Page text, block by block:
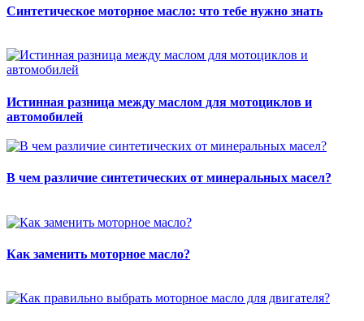
Синтетическое моторное масло: что тебе нужно знать
Истинная разница между маслом для мотоциклов и
автомобилей
В чем различие синтетических от минеральных масел?
Как заменить моторное масло?